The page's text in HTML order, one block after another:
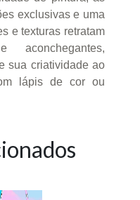
exclusivas e uma
e texturas retratam
aconchegantes,
sua criatividade ao
lápis de cor ou